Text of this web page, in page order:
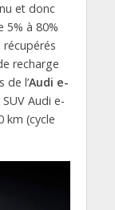
et donc
5% à 80%
recharge
de l’Audi e-
Audi e-
km (cycle